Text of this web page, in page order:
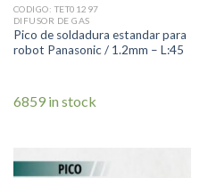
CODIGO: TET01297
DIFUSOR DE GAS
Pico de soldadura estandar para
robot Panasonic / 1.2mm – L:45
6859 in stock